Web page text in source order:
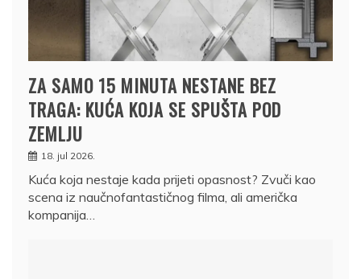
ZA SAMO 15 MINUTA NESTANE BEZ
TRAGA: KUĆA KOJA SE SPUŠTA POD
ZEMLJU
18. jul 2026.
Kuća koja nestaje kada prijeti opasnost? Zvuči kao
scena iz naučnofantastičnog filma, ali američka
kompanija…